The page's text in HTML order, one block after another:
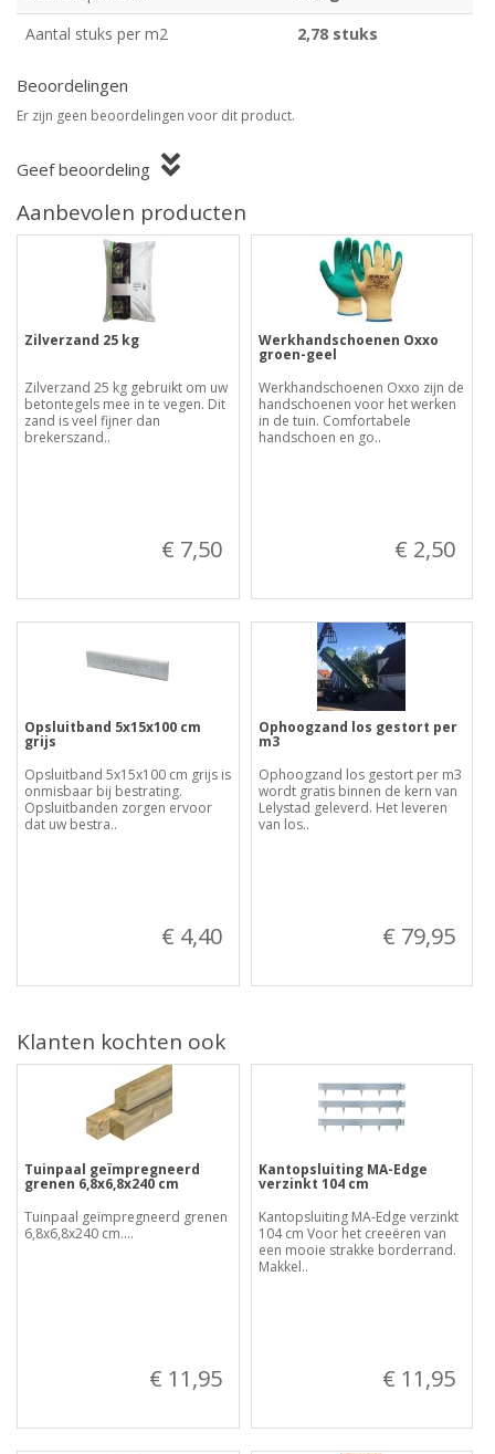
Aantal stuks per m2
2,78 stuks
Beoordelingen
Er zijn geen beoordelingen voor dit product.
Geef beoordeling
Aanbevolen producten
Zilverzand 25 kg
Zilverzand 25 kg gebruikt om uw
betontegels mee in te vegen. Dit
zand is veel fijner dan
brekerszand..
€ 7,50
Werkhandschoenen Oxxo
groen-geel
Werkhandschoenen Oxxo zijn de
handschoenen voor het werken
in de tuin. Comfortabele
handschoen en go..
€ 2,50
Opsluitband 5x15x100 cm
grijs
Opsluitband 5x15x100 cm grijs is
onmisbaar bij bestrating.
Opsluitbanden zorgen ervoor
dat uw bestra..
€ 4,40
Ophoogzand los gestort per
m3
Ophoogzand los gestort per m3
wordt gratis binnen de kern van
Lelystad geleverd. Het leveren
van los..
€ 79,95
Klanten kochten ook
Tuinpaal geïmpregneerd
grenen 6,8x6,8x240 cm
Tuinpaal geïmpregneerd grenen
6,8x6,8x240 cm....
€ 11,95
Kantopsluiting MA-Edge
verzinkt 104 cm
Kantopsluiting MA-Edge verzinkt
104 cm Voor het creeëren van
een mooie strakke borderrand.
Makkel..
€ 11,95